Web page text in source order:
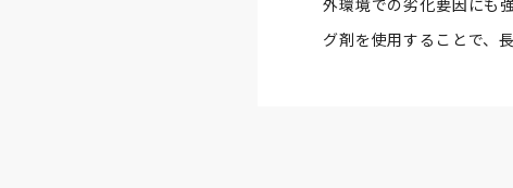
外環境での劣化要因にも
グ剤を使用することで、